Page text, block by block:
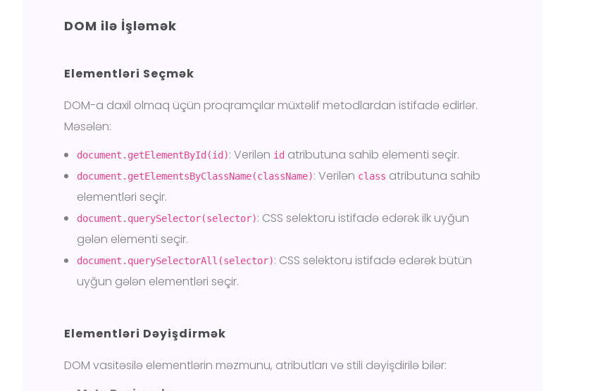
DOM ilə İşləmək
Elementləri Seçmək
DOM-a daxil olmaq üçün proqramçılar müxtəlif metodlardan istifadə edirlər.
Məsələn:
document.getElementById(id): Verilən id atributuna sahib elementi seçir.
document.getElementsByClassName(className): Verilən class atributuna sahib
elementləri seçir.
document.querySelector(selector): CSS selektoru istifadə edərək ilk uyğun
gələn elementi seçir.
document.querySelectorAll(selector): CSS selektoru istifadə edərək bütün
uyğun gələn elementləri seçir.
Elementləri Dəyişdirmək
DOM vasitəsilə elementlərin məzmunu, atributları və stili dəyişdirilə bilər: